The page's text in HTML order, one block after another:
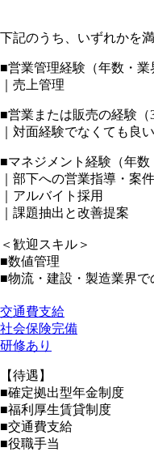
下記のうち、いずれかを
■営業管理経験（年数・業
｜売上管理
■営業または販売の経験（
｜対面経験でなくても良
■マネジメント経験（年数
｜部下への営業指導・案
｜アルバイト採用
｜課題抽出と改善提案
＜歓迎スキル＞
■数値管理
■物流・建設・製造業界で
交通費支給
社会保険完備
研修あり
【待遇】
■確定拠出型年金制度
■福利厚生賃貸制度
■交通費支給
■役職手当